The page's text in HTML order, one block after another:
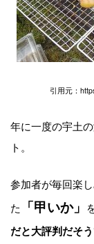
引用元：
年に一度の宇土
ト。
参加者が毎回楽
た 「甲いか」
だと大評判だそう